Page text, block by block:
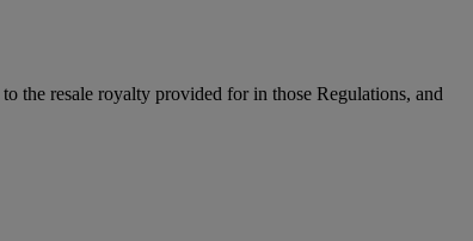
the resale royalty provided for in those Regulations, and